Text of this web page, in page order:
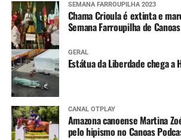
SEMANA FARROUPILHA 2023
Chama Crioula é extinta e
Semana Farroupilha de Canoas
GERAL
Estátua da Liberdade chega a
CANAL OTPLAY
Amazona canoense Martina
pelo hipismo no Canoas